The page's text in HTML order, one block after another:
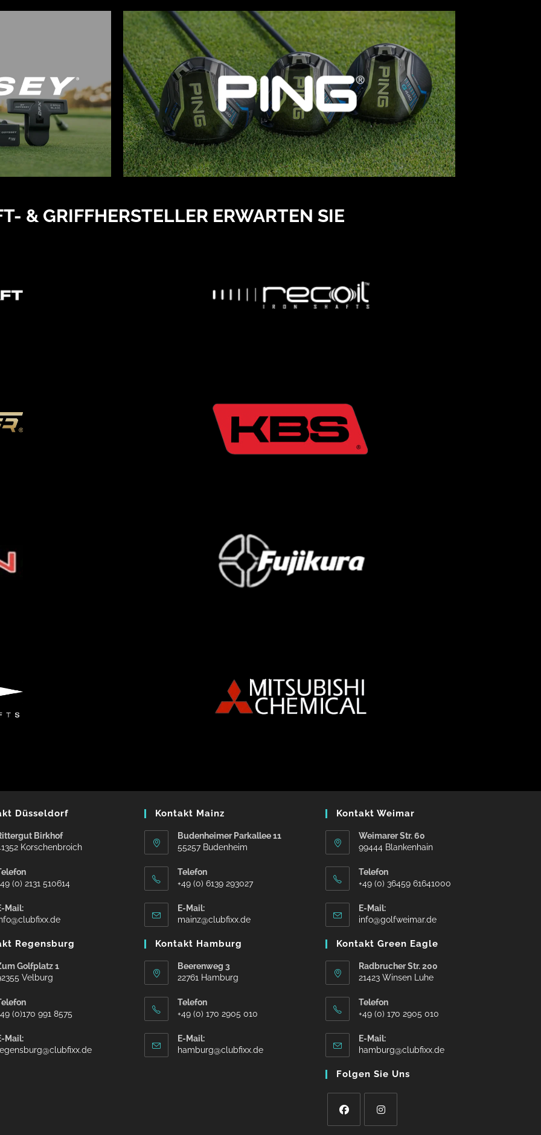
& GRIFFHERSTELLER ERWARTEN SIE
Düsseldorf
Birkhof
Korschenbroich
(0) 2131 510614
Mail:
Regensburg
Golfplatz 1
Velburg
(0)170 991 8575
Mail:
Kontakt Mainz
Budenheimer Parkallee 11
55257 Budenheim
Telefon
+49 (0) 6139 293027
E-Mail:
mainz@clubfixx.de
Kontakt Hamburg
Beerenweg 3
22761 Hamburg
Telefon
+49 (0) 170 2905 010
E-Mail:
hamburg@clubfixx.de
Kontakt Weimar
Weimarer Str. 60
99444 Blankenhain
Telefon
+49 (0) 36459 61641000
E-Mail:
info@golfweimar.de
Kontakt Green Eagle
Radbrucher Str. 200
21423 Winsen Luhe
Telefon
+49 (0) 170 2905 010
E-Mail:
hamburg@clubfixx.de
Folgen Sie Uns